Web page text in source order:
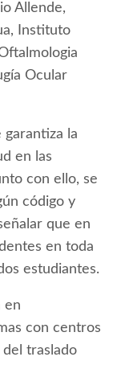
Allende,
Instituto
Ocular
la
en las
con ello, se
código y
que en
en toda
estudiantes.
en
con centros
traslado